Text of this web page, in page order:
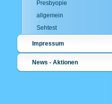
Presbyopie
allgemein
Sehtest
Impressum
News - Aktionen